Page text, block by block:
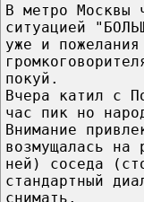
В метро Москвы
ситуацией
уже и
покуй.
Вчера катил с
час пик но
Внимание
возмущалась на
ней) соседа
стандартный
снимать.